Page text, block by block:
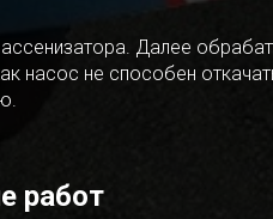
Далее
не способен
работ